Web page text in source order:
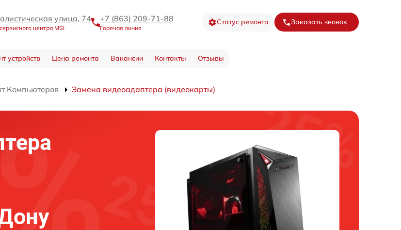
улица, 74
центра MSI
+7 (863) 209-71-88
Горячая линия
Статус ремонта Заказать звонок
устройств Цена ремонта Вакансии Контакты Отзывы
Компьютеров Замена видеоадаптера (видеокарты)